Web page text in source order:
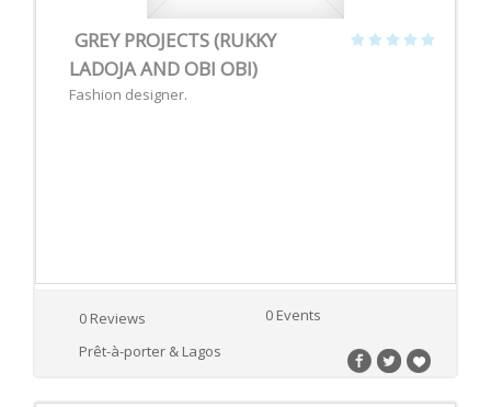
GREY PROJECTS (RUKKY
LADOJA AND OBI OBI)
Fashion designer.
0 Reviews
0 Events
Prêt-à-porter & Lagos